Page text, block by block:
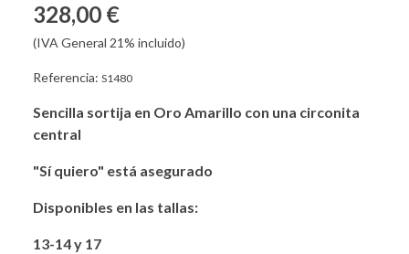
328,00 €
(IVA General 21% incluido)
Referencia: S1480
Sencilla sortija en Oro Amarillo con una circonita
central
"Sí quiero" está asegurado
Disponibles en las tallas:
13-14 y 17